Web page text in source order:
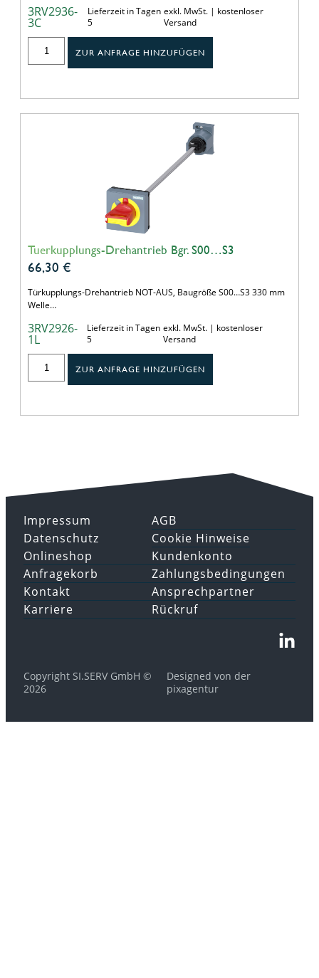
3RV2936-
3C
Lieferzeit in Tagen
5
exkl. MwSt. | kostenloser
Versand
ZUR ANFRAGE HINZUFÜGEN
Tuerkupplungs-Drehantrieb Bgr. S00…S3
66,30 €
Türkupplungs-Drehantrieb NOT-AUS, Baugröße S00…S3 330 mm
Welle…
3RV2926-
1L
Lieferzeit in Tagen
5
exkl. MwSt. | kostenloser
Versand
ZUR ANFRAGE HINZUFÜGEN
Impressum
Datenschutz
AGB
Cookie Hinweise
Onlineshop
Anfragekorb
Kundenkonto
Zahlungsbedingungen
Kontakt
Karriere
Ansprechpartner
Rückruf
Copyright SI.SERV GmbH ©
2026
Designed von der
pixagentur